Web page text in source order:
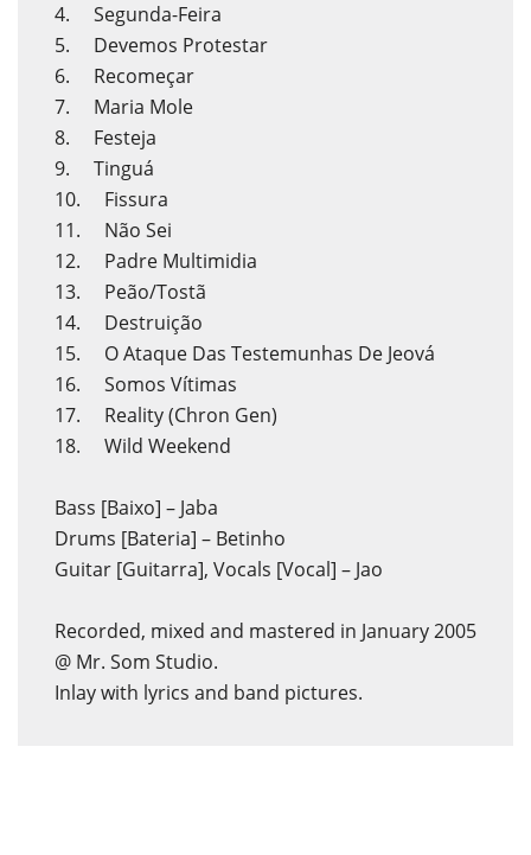
4. Segunda-Feira
5. Devemos Protestar
6. Recomeçar
7. Maria Mole
8. Festeja
9. Tinguá
10. Fissura
11. Não Sei
12. Padre Multimidia
13. Peão/Tostã
14. Destruição
15. O Ataque Das Testemunhas De Jeová
16. Somos Vítimas
17. Reality (Chron Gen)
18. Wild Weekend
Bass [Baixo] – Jaba
Drums [Bateria] – Betinho
Guitar [Guitarra], Vocals [Vocal] – Jao
Recorded, mixed and mastered in January 2005
@ Mr. Som Studio.
Inlay with lyrics and band pictures.